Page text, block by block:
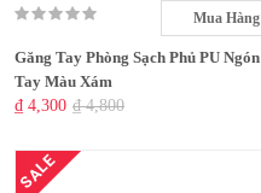
Mua Hàng
Găng Tay Phòng Sạch Phủ PU Ngón
Tay Màu Xám
₫ 4,300 ₫ 4,800
SALE